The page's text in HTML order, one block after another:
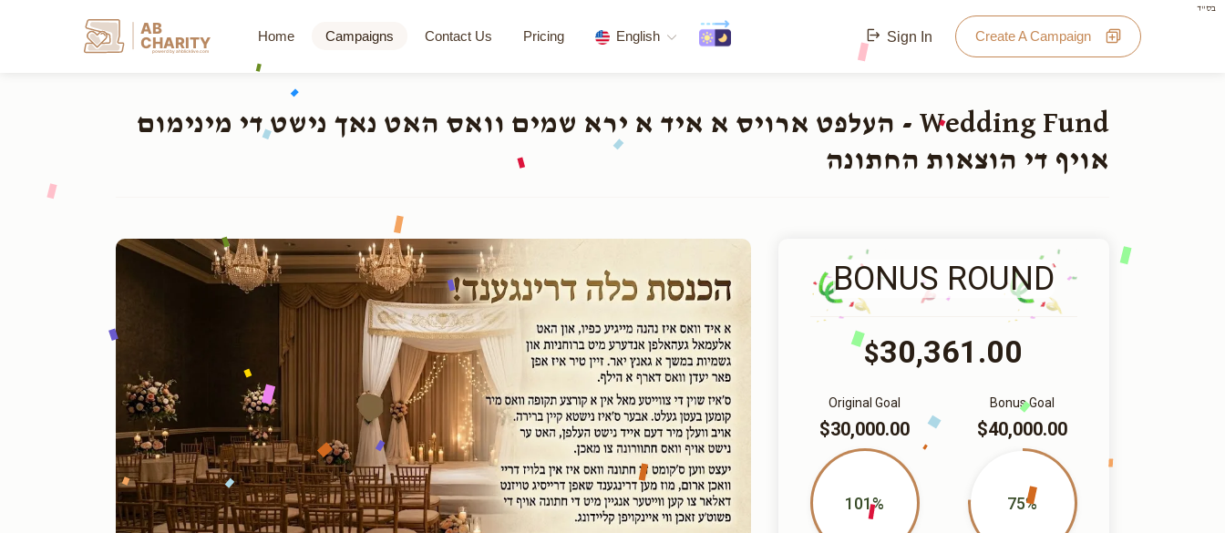
בס"ד
AB
CHARITY
powerd by ahblicklive.com
Home Campaigns Contact Us Pricing English Sign In Create A Campaign
Wedding Fund - העלפט ארויס א איד א ירא שמים וואס האט נאך נישט די מינימום
אויף די הוצאות החתונה
BONUS ROUND
$30,361.00
Bonus Goal
$40,000.00
75%
Original Goal
$30,000.00
101%